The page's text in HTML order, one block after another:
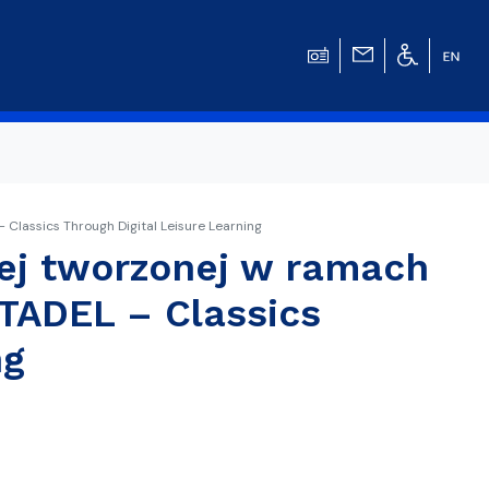
Through Digital Leisure Learning
tworzonej w ramach
– Classics